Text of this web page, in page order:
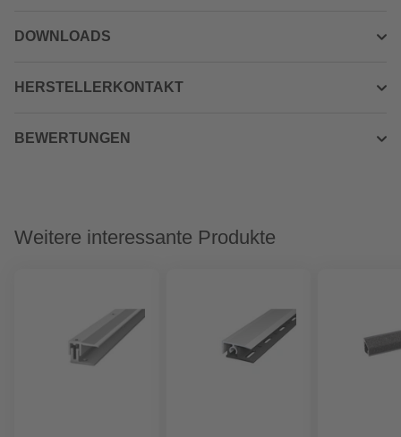
DOWNLOADS
HERSTELLERKONTAKT
BEWERTUNGEN
Weitere interessante Produkte